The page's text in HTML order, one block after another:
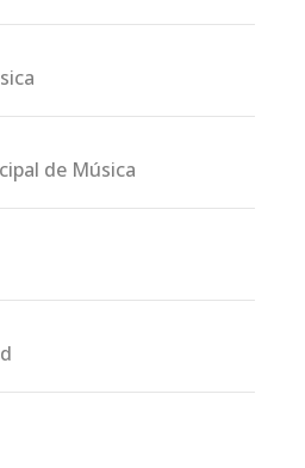
de Música